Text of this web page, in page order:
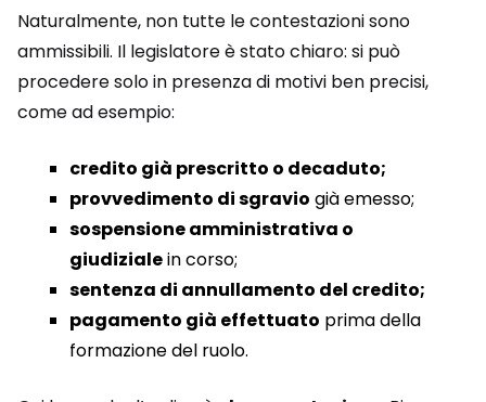
Naturalmente, non tutte le contestazioni sono
ammissibili. Il legislatore è stato chiaro: si può
procedere solo in presenza di motivi ben precisi,
come ad esempio:
credito già prescritto o decaduto;
provvedimento di sgravio già emesso;
sospensione amministrativa o
giudizialein corso;
sentenza di annullamento del credito;
pagamento già effettuato prima della
formazione del ruolo.